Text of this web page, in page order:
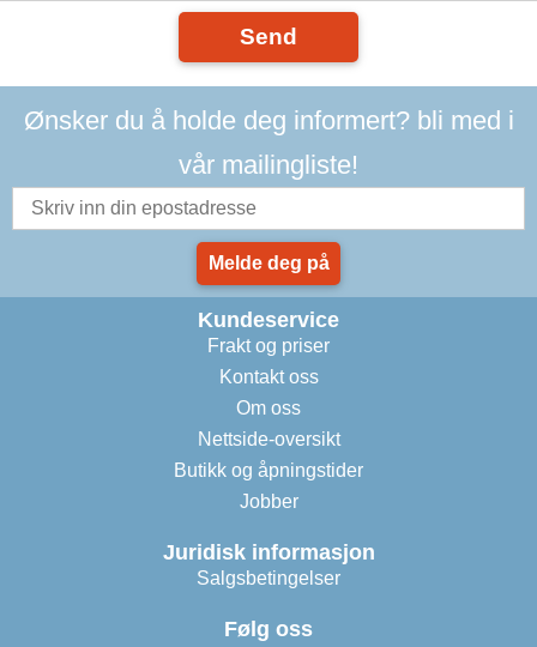
Send
Ønsker du å holde deg informert? bli med i
vår mailingliste!
Melde deg på
Kundeservice
Frakt og priser
Kontakt oss
Om oss
Nettside-oversikt
Butikk og åpningstider
Jobber
Juridisk informasjon
Salgsbetingelser
Følg oss